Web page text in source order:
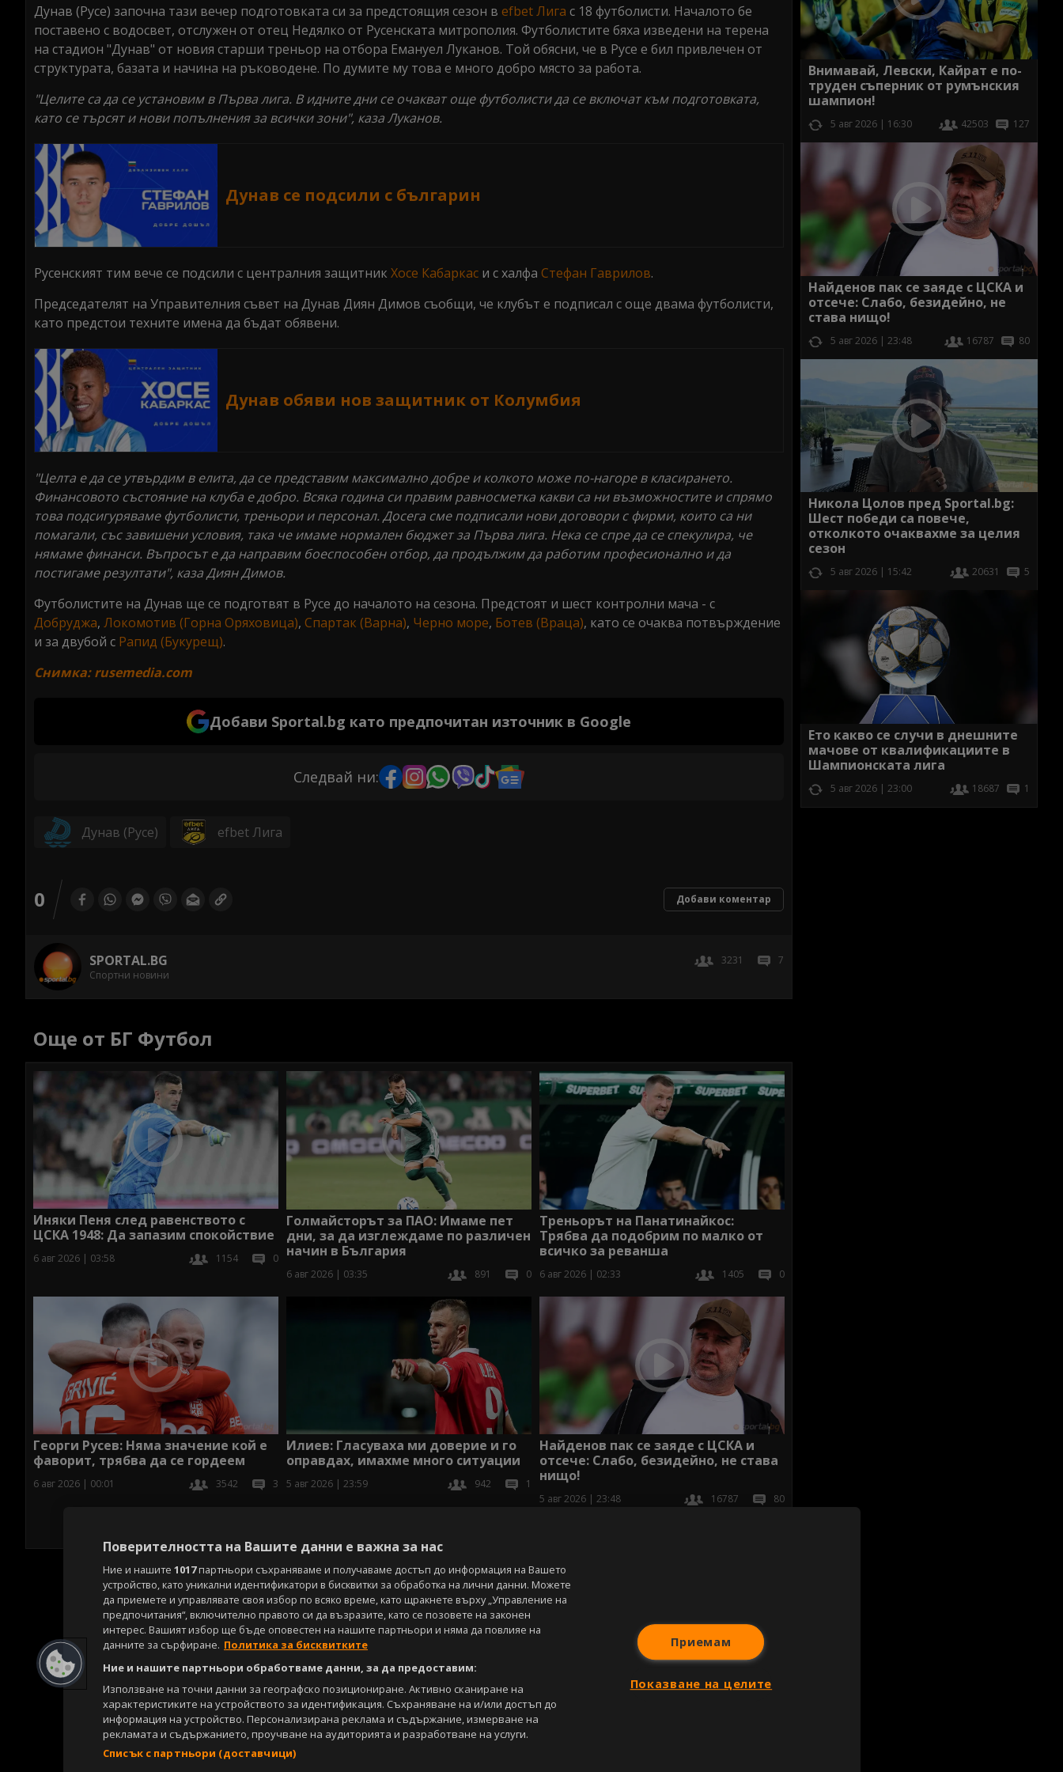
Дунав (Русе) започна тази вечер подготовката си за предстоящия сезон в efbet Лига с 18 футболисти. Началото бе
поставено с водосвет, отслужен от отец Недялко от Русенската митрополия. Футболистите бяха изведени на терена
на стадион "Дунав" от новия старши треньор на отбора Емануел Луканов. Той обясни, че в Русе е бил привлечен от
структурата, базата и начина на ръководене. По думите му това е много добро място за работа.
"Целите са да се установим в Първа лига. В идните дни се очакват още футболисти да се включат към подготовката,
като се търсят и нови попълнения за всички зони", каза Луканов.
Дунав се подсили с българин
Русенският тим вече се подсили с централния защитник Хосе Кабаркас и с халфа Стефан Гаврилов.
Председателят на Управителния съвет на Дунав Диян Димов съобщи, че клубът е подписал с още двама футболисти,
като предстои техните имена да бъдат обявени.
Дунав обяви нов защитник от Колумбия
"Целта е да се утвърдим в елита, да се представим максимално добре и колкото може по-нагоре в класирането.
Финансовото състояние на клуба е добро. Всяка година си правим равносметка какви са ни възможностите и спрямо
това подсигуряваме футболисти, треньори и персонал. Досега сме подписали нови договори с фирми, които са ни
помагали, със завишени условия, така че имаме нормален бюджет за Първа лига. Нека се спре да се спекулира, че
нямаме финанси. Въпросът е да направим боеспособен отбор, да продължим да работим професионално и да
постигаме резултати", каза Диян Димов.
Футболистите на Дунав ще се подготвят в Русе до началото на сезона. Предстоят и шест контролни мача - с
Добруджа, Локомотив (Горна Оряховица), Спартак (Варна), Черно море, Ботев (Враца), като се очаква потвърждение
и за двубой с Рапид (Букурещ).
Снимка: rusemedia.com
Добави Sportal.bg като предпочитан източник в Google
Следвай ни:
Дунав (Русе) efbet Лига
0 Добави коментар
SPORTAL.BG
Спортни новини
3231 7
Още от БГ Футбол
Иняки Пеня след равенството с
ЦСКА 1948: Да запазим спокойствие
6 авг 2026 | 03:58 1154 0
Голмайсторът за ПАО: Имаме пет
дни, за да изглеждаме по различен
начин в България
6 авг 2026 | 03:35 891 0
Треньорът на Панатинайкос:
Трябва да подобрим по малко от
всичко за реванша
6 авг 2026 | 02:33 1405 0
Георги Русев: Няма значение кой е
фаворит, трябва да се гордеем
6 авг 2026 | 00:01 3542 3
Илиев: Гласуваха ми доверие и го
оправдах, имахме много ситуации
5 авг 2026 | 23:59 942 1
Найденов пак се заяде с ЦСКА и
отсече: Слабо, безидейно, не става
нищо!
5 авг 2026 | 23:48 16787
80
Внимавай, Левски, Кайрат е по-
труден съперник от румънския
шампион!
5 авг 2026 | 16:30 42503 127
Найденов пак се заяде с ЦСКА и
отсече: Слабо, безидейно, не
става нищо!
5 авг 2026 | 23:48 16787 80
Никола Цолов пред Sportal.bg:
Шест победи са повече,
отколкото очаквахме за целия
сезон
5 авг 2026 | 15:42 20631 5
Ето какво се случи в днешните
мачове от квалификациите в
Шампионската лига
5 авг 2026 | 23:00 18687 1
Поверителността на Вашите данни е важна за нас
Ние и нашите 1017партньори съхраняваме и получаваме достъп до информация на Вашето
устройство, като уникални идентификатори в бисквитки за обработка на лични данни. Можете
да приемете и управлявате своя избор по всяко време, като щракнете върху „Управление на
предпочитания“, включително правото си да възразите, като се позовете на законен
интерес. Вашият избор ще бъде оповестен на нашите партньори и няма да повлияе на
данните за сърфиране. Политика за бисквитките
Ние и нашите партньори обработваме данни, за да предоставим:
Използване на точни данни за географско позициониране. Активно сканиране на
характеристиките на устройството за идентификация. Съхраняване на и/или достъп до
информация на устройство. Персонализирана реклама и съдържание, измерване на
рекламата и съдържанието, проучване на аудиторията и разработване на услуги.
Списък с партньори (доставчици)
Приемам
Показване на целите